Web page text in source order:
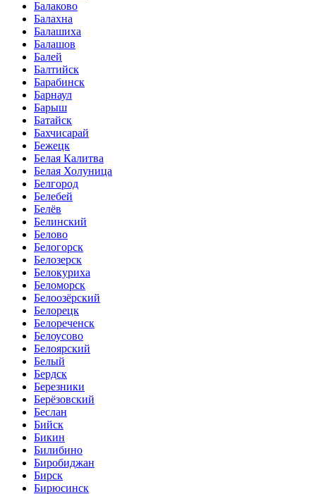
Балаково
Балахна
Балашиха
Балашов
Балей
Балтийск
Барабинск
Барнаул
Барыш
Батайск
Бахчисарай
Бежецк
Белая Калитва
Белая Холуница
Белгород
Белебей
Белёв
Белинский
Белово
Белогорск
Белозерск
Белокуриха
Беломорск
Белоозёрский
Белорецк
Белореченск
Белоусово
Белоярский
Белый
Бердск
Березники
Берёзовский
Беслан
Бийск
Бикин
Билибино
Биробиджан
Бирск
Бирюсинск